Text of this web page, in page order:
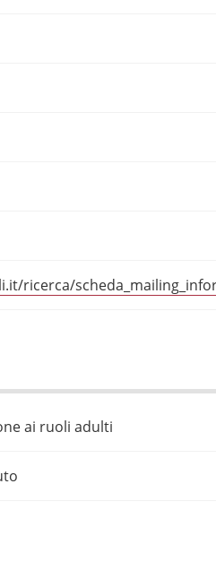
ricerca/
ai ruoli adulti